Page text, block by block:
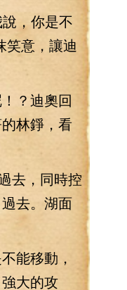
，你是不
笑意，讓迪
？迪奧回
林錚，看
去，同時控
去。湖面
能移動，
大的攻